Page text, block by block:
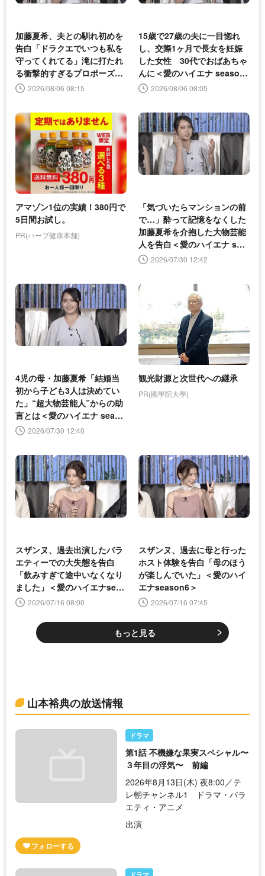
加藤夏希、夫との馴れ初めを
告白「ドラクエでいつも私を
守ってくれてる」滝に打たれ
る衝撃的すぎるプロポーズ動
画も2026/08/06 08:15
15歳で27歳の夫に一目惚れ
し、交際1ヶ月で長女を妊娠
した女性 30代でおばあちゃ
んに＜愛のハイエナ season
6＞2026/08/06 08:05
アマゾン1位の実績！380円で
5日間お試し。
PR(ハーブ健康本舗)
「気づいたらマンションの前
で…」酔って記憶をなくした
加藤夏希を介抱した大物芸能
人を告白＜愛のハイエナ sea
son6＞
2026/07/30 12:42
4児の母・加藤夏希「結婚当
初から子ども3人は決めてい
た」“超大物芸能人”からの助
言とは＜愛のハイエナ seaso
n6＞2026/07/30 12:40
観光財源と次世代への継承
PR(國學院大學)
スザンヌ、過去出演したバラ
エティーでの大失態を告白
「飲みすぎて途中いなくなり
ました」＜愛のハイエナseas
on6＞2026/07/16 08:00
スザンヌ、過去に母と行った
ホスト体験を告白「母のほう
が楽しんでいた」＜愛のハイ
エナseason6＞
2026/07/16 07:45
もっと見る
山本裕典の放送情報
ドラマ
第1話 不機嫌な果実スペシャル〜
３年目の浮気〜 前編
2026年8月13日(木) 夜8:00／テ
レ朝チャンネル1 ドラマ・バラ
エティ・アニメ
出演